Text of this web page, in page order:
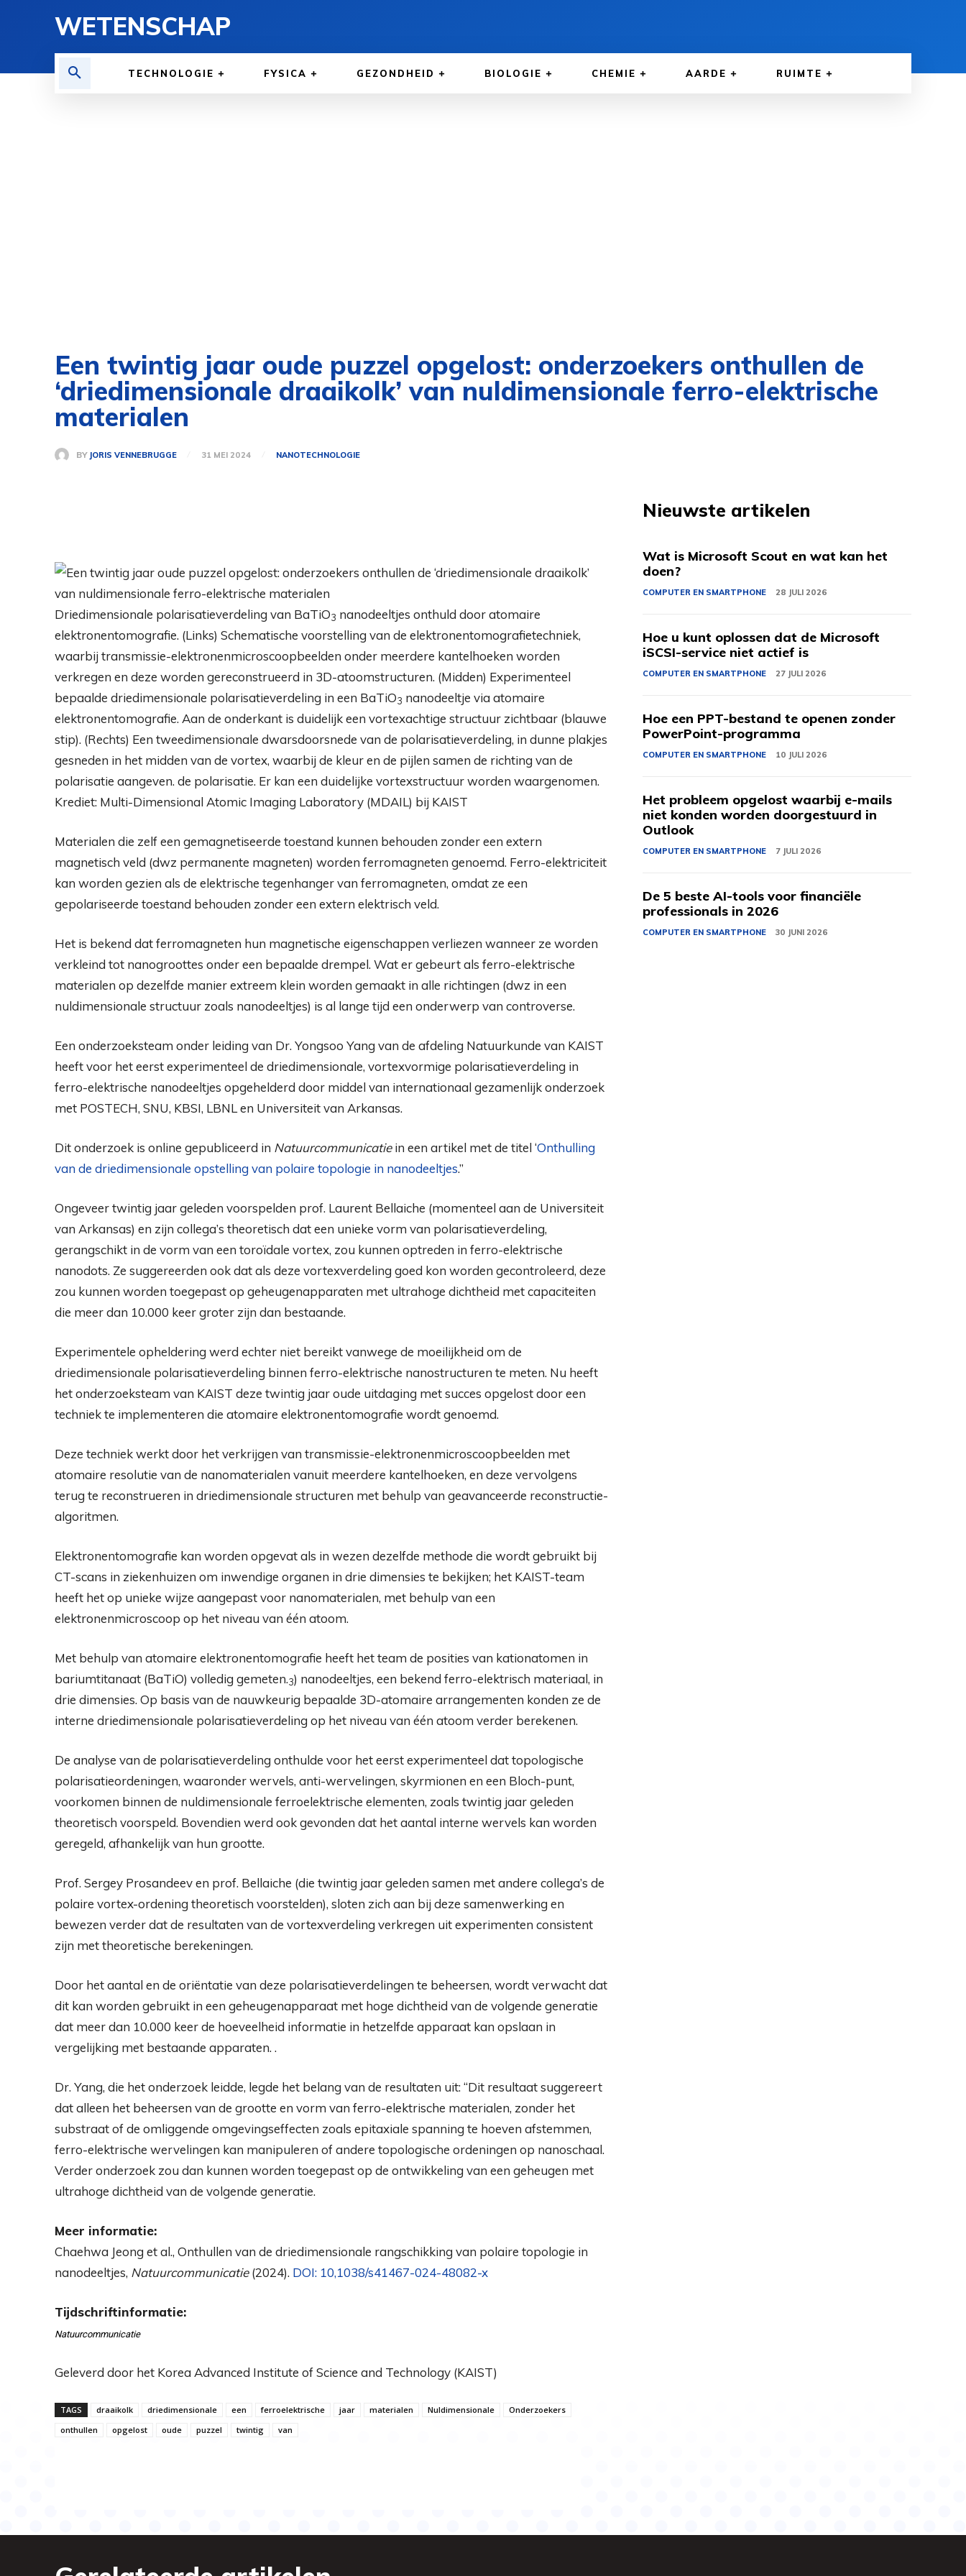
WETENSCHAP
TECHNOLOGIE FYSICA GEZONDHEID BIOLOGIE CHEMIE AARDE RUIMTE
Een twintig jaar oude puzzel opgelost: onderzoekers onthullen de
‘driedimensionale draaikolk’ van nuldimensionale ferro-elektrische
materialen
BY JORIS VENNEBRUGGE 31 MEI 2024 NANOTECHNOLOGIE
Driedimensionale polarisatieverdeling van BaTiO3 nanodeeltjes onthuld door atomaire
elektronentomografie. (Links) Schematische voorstelling van de elektronentomografietechniek,
waarbij transmissie-elektronenmicroscoopbeelden onder meerdere kantelhoeken worden
verkregen en deze worden gereconstrueerd in 3D-atoomstructuren. (Midden) Experimenteel
bepaalde driedimensionale polarisatieverdeling in een BaTiO3 nanodeeltje via atomaire
elektronentomografie. Aan de onderkant is duidelijk een vortexachtige structuur zichtbaar (blauwe
stip). (Rechts) Een tweedimensionale dwarsdoorsnede van de polarisatieverdeling, in dunne plakjes
gesneden in het midden van de vortex, waarbij de kleur en de pijlen samen de richting van de
polarisatie aangeven. de polarisatie. Er kan een duidelijke vortexstructuur worden waargenomen.
Krediet: Multi-Dimensional Atomic Imaging Laboratory (MDAIL) bij KAIST
Materialen die zelf een gemagnetiseerde toestand kunnen behouden zonder een extern
magnetisch veld (dwz permanente magneten) worden ferromagneten genoemd. Ferro-elektriciteit
kan worden gezien als de elektrische tegenhanger van ferromagneten, omdat ze een
gepolariseerde toestand behouden zonder een extern elektrisch veld.
Het is bekend dat ferromagneten hun magnetische eigenschappen verliezen wanneer ze worden
verkleind tot nanogroottes onder een bepaalde drempel. Wat er gebeurt als ferro-elektrische
materialen op dezelfde manier extreem klein worden gemaakt in alle richtingen (dwz in een
nuldimensionale structuur zoals nanodeeltjes) is al lange tijd een onderwerp van controverse.
Een onderzoeksteam onder leiding van Dr. Yongsoo Yang van de afdeling Natuurkunde van KAIST
heeft voor het eerst experimenteel de driedimensionale, vortexvormige polarisatieverdeling in
ferro-elektrische nanodeeltjes opgehelderd door middel van internationaal gezamenlijk onderzoek
met POSTECH, SNU, KBSI, LBNL en Universiteit van Arkansas.
Dit onderzoek is online gepubliceerd in Natuurcommunicatiein een artikel met de titel ‘Onthulling
van de driedimensionale opstelling van polaire topologie in nanodeeltjes.”
Ongeveer twintig jaar geleden voorspelden prof. Laurent Bellaiche (momenteel aan de Universiteit
van Arkansas) en zijn collega’s theoretisch dat een unieke vorm van polarisatieverdeling,
gerangschikt in de vorm van een toroïdale vortex, zou kunnen optreden in ferro-elektrische
nanodots. Ze suggereerden ook dat als deze vortexverdeling goed kon worden gecontroleerd, deze
zou kunnen worden toegepast op geheugenapparaten met ultrahoge dichtheid met capaciteiten
die meer dan 10.000 keer groter zijn dan bestaande.
Experimentele opheldering werd echter niet bereikt vanwege de moeilijkheid om de
driedimensionale polarisatieverdeling binnen ferro-elektrische nanostructuren te meten. Nu heeft
het onderzoeksteam van KAIST deze twintig jaar oude uitdaging met succes opgelost door een
techniek te implementeren die atomaire elektronentomografie wordt genoemd.
Deze techniek werkt door het verkrijgen van transmissie-elektronenmicroscoopbeelden met
atomaire resolutie van de nanomaterialen vanuit meerdere kantelhoeken, en deze vervolgens
terug te reconstrueren in driedimensionale structuren met behulp van geavanceerde reconstructie-
algoritmen.
Elektronentomografie kan worden opgevat als in wezen dezelfde methode die wordt gebruikt bij
CT-scans in ziekenhuizen om inwendige organen in drie dimensies te bekijken; het KAIST-team
heeft het op unieke wijze aangepast voor nanomaterialen, met behulp van een
elektronenmicroscoop op het niveau van één atoom.
Met behulp van atomaire elektronentomografie heeft het team de posities van kationatomen in
bariumtitanaat (BaTiO) volledig gemeten.3) nanodeeltjes, een bekend ferro-elektrisch materiaal, in
drie dimensies. Op basis van de nauwkeurig bepaalde 3D-atomaire arrangementen konden ze de
interne driedimensionale polarisatieverdeling op het niveau van één atoom verder berekenen.
De analyse van de polarisatieverdeling onthulde voor het eerst experimenteel dat topologische
polarisatieordeningen, waaronder wervels, anti-wervelingen, skyrmionen en een Bloch-punt,
voorkomen binnen de nuldimensionale ferroelektrische elementen, zoals twintig jaar geleden
theoretisch voorspeld. Bovendien werd ook gevonden dat het aantal interne wervels kan worden
geregeld, afhankelijk van hun grootte.
Prof. Sergey Prosandeev en prof. Bellaiche (die twintig jaar geleden samen met andere collega’s de
polaire vortex-ordening theoretisch voorstelden), sloten zich aan bij deze samenwerking en
bewezen verder dat de resultaten van de vortexverdeling verkregen uit experimenten consistent
zijn met theoretische berekeningen.
Door het aantal en de oriëntatie van deze polarisatieverdelingen te beheersen, wordt verwacht dat
dit kan worden gebruikt in een geheugenapparaat met hoge dichtheid van de volgende generatie
dat meer dan 10.000 keer de hoeveelheid informatie in hetzelfde apparaat kan opslaan in
vergelijking met bestaande apparaten. .
Dr. Yang, die het onderzoek leidde, legde het belang van de resultaten uit: “Dit resultaat suggereert
dat alleen het beheersen van de grootte en vorm van ferro-elektrische materialen, zonder het
substraat of de omliggende omgevingseffecten zoals epitaxiale spanning te hoeven afstemmen,
ferro-elektrische wervelingen kan manipuleren of andere topologische ordeningen op nanoschaal.
Verder onderzoek zou dan kunnen worden toegepast op de ontwikkeling van een geheugen met
ultrahoge dichtheid van de volgende generatie.
Meer informatie:
Chaehwa Jeong et al., Onthullen van de driedimensionale rangschikking van polaire topologie in
nanodeeltjes, Natuurcommunicatie(2024). DOI: 10,1038/s41467-024-48082-x
Tijdschriftinformatie:
Natuurcommunicatie
Geleverd door het Korea Advanced Institute of Science and Technology (KAIST)
TAGS draaikolk driedimensionale een ferroelektrische jaar materialen Nuldimensionale
Onderzoekers
onthullen
opgelost oude puzzel twintig van
Nieuwste artikelen
Wat is Microsoft Scout en wat kan het
doen?
COMPUTER EN SMARTPHONE 28 JULI 2026
Hoe u kunt oplossen dat de Microsoft
iSCSI-service niet actief is
COMPUTER EN SMARTPHONE 27 JULI 2026
Hoe een PPT-bestand te openen zonder
PowerPoint-programma
COMPUTER EN SMARTPHONE 10 JULI 2026
Het probleem opgelost waarbij e-mails
niet konden worden doorgestuurd in
Outlook
COMPUTER EN SMARTPHONE 7 JULI 2026
De 5 beste AI-tools voor financiële
professionals in 2026
COMPUTER EN SMARTPHONE 30 JUNI 2026